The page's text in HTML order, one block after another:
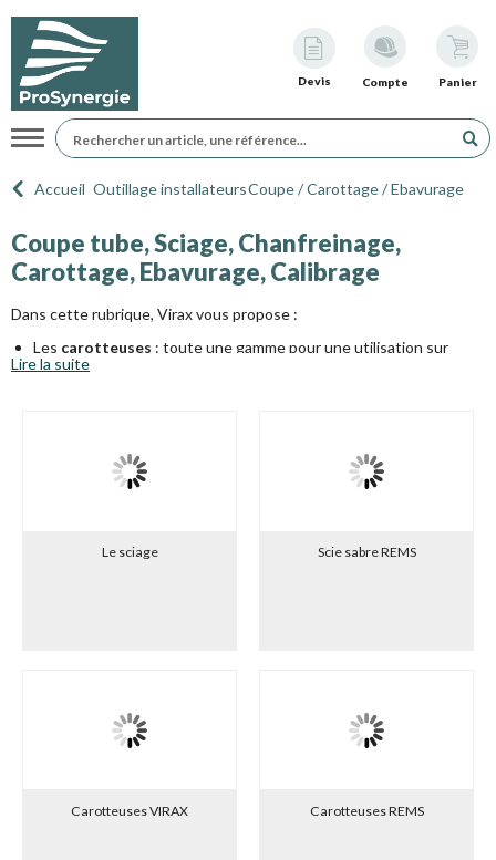
Devis Compte Panier
Navigation
Accueil Outillage installateursCoupe / Carottage / Ebavurage
Coupe tube, Sciage, Chanfreinage,
Carottage, Ebavurage, Calibrage
Dans cette rubrique, Virax vous propose :
Les carotteuses : toute une gamme pour une utilisation sur
chantier type maison individuelle, logements collectifs, travaux
Les outils d'ébavurage / calibrage
(marque Virax et Rems),
scies à métaux
(marque Virax et Rems),
Lire la suite
Le sciage Scie sabre REMS
Carotteuses VIRAX Carotteuses REMS